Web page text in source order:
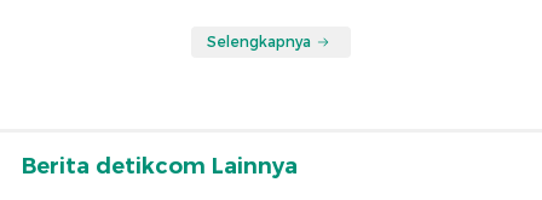
Selengkapnya
Berita detikcom Lainnya